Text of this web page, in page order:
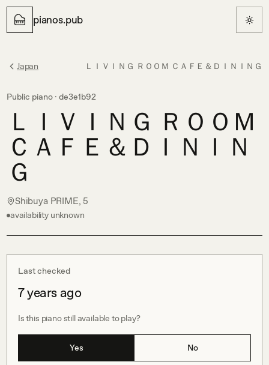
pianos.pub
Japan ＬＩＶＩＮＧ ＲＯＯＭ ＣＡＦＥ＆ＤＩＮＩＮＧ
Public piano · de3e1b92
ＬＩＶＩＮＧ ＲＯＯＭ
ＣＡＦＥ＆ＤＩＮＩＮ
Ｇ
Shibuya PRIME, 5
availability unknown
Last checked
7 years ago
Is this piano still available to play?
Yes No